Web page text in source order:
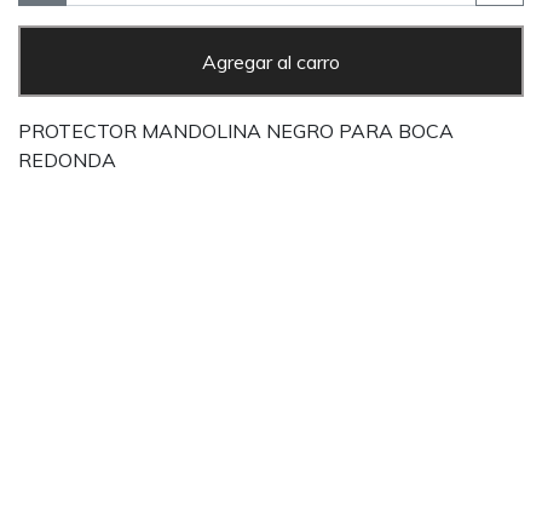
Agregar al carro
PROTECTOR MANDOLINA NEGRO PARA BOCA
REDONDA